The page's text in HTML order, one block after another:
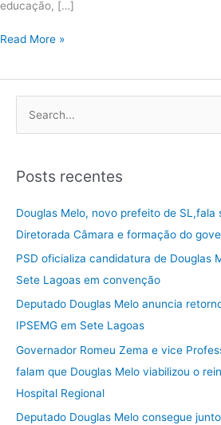
educação, […]
Read More »
q
p
o
r
:
Posts recentes
Douglas Melo, novo prefeito de SL,fala
Diretorada Câmara e formação do
PSD oficializa candidatura de Douglas
Sete Lagoas em convenção
Deputado Douglas Melo anuncia
IPSEMG em Sete Lagoas
Governador Romeu Zema e vice
falam que Douglas Melo viabilizou o
Hospital Regional
Deputado Douglas Melo consegue